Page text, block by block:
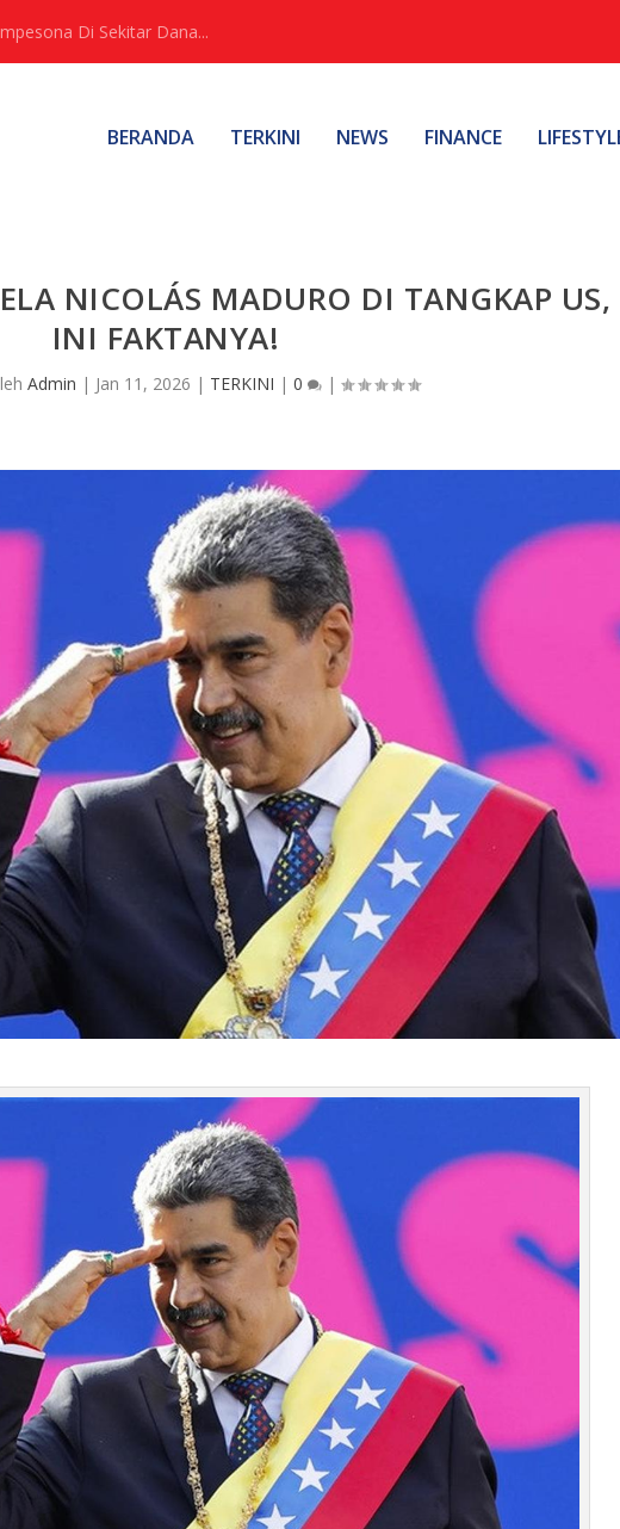
Di Sekitar Dana...
BERANDA TERKINI NEWS FINANCE
NICOLÁS MADURO DI TANGKAP US,
INI FAKTANYA!
Admin | Jan 11, 2026 | TERKINI |0 |